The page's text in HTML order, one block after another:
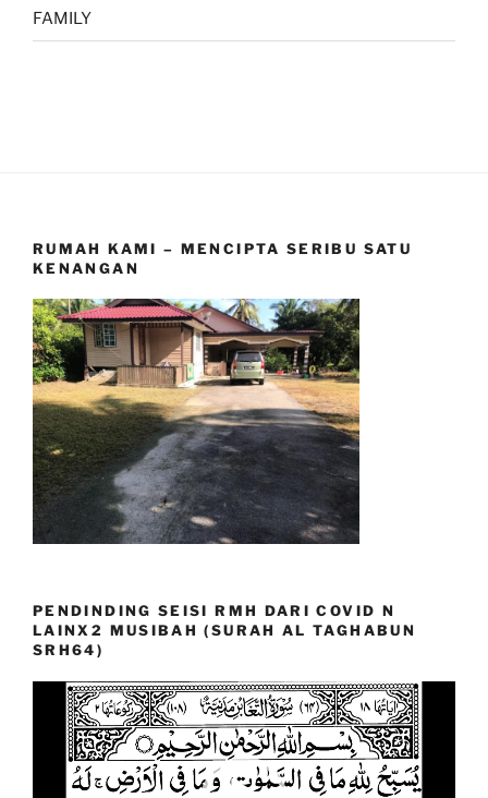
FAMILY
RUMAH KAMI – MENCIPTA SERIBU SATU
KENANGAN
PENDINDING SEISI RMH DARI COVID N
LAINX2 MUSIBAH (SURAH AL TAGHABUN
SRH64)
Video
Player